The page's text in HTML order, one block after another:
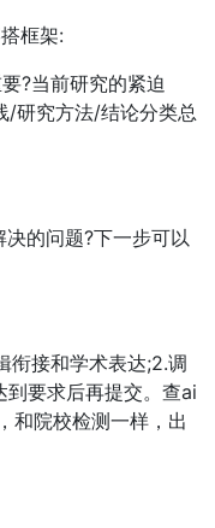
框架:
?当前研究的紧迫
/研究方法/结论分类总
的问题?下一步可以
衔接和学术表达;2.调
要求后再提交。查ai
和院校检测一样，出